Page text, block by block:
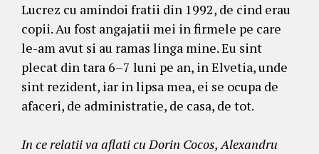
Lucrez cu amindoi fratii din 1992, de cind erau
copii. Au fost angajatii mei in firmele pe care
le-am avut si au ramas linga mine. Eu sint
plecat din tara 6–7 luni pe an, in Elvetia, unde
sint rezident, iar in lipsa mea, ei se ocupa de
afaceri, de administratie, de casa, de tot.
In ce relatii va aflati cu Dorin Cocos, Alexandru